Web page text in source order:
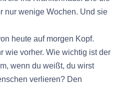
nur wenige Wochen. Und sie
heute auf morgen Kopf.
wie vorher. Wie wichtig ist der
wenn du weißt, du wirst
verlieren? Den